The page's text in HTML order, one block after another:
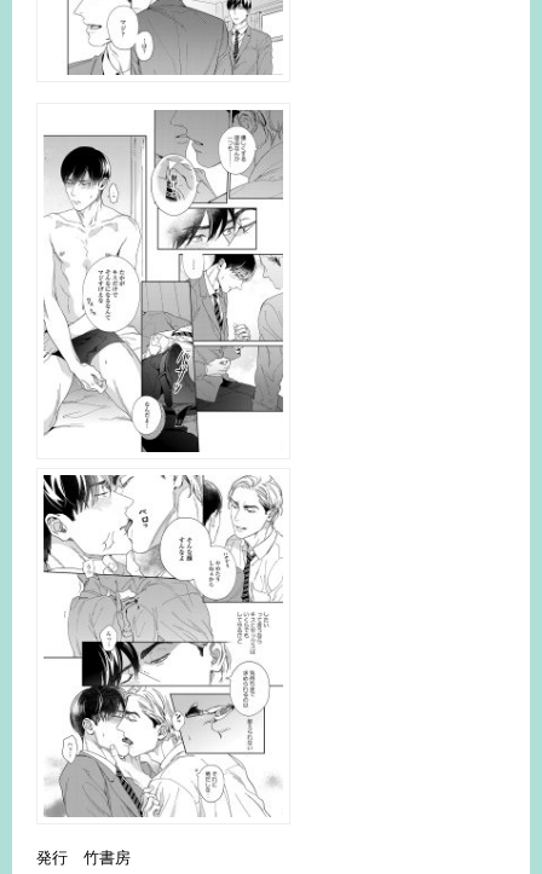
発行 竹書房